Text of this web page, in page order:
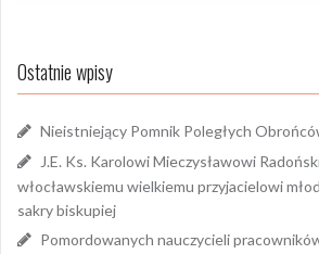
Ostatnie wpisy
Nieistniejący Pomnik Poległych
J.E. Ks. Karolowi Mieczysławowi
włocławskiemu wielkiemu przyjacielowi
sakry biskupiej
Pomordowanych nauczycieli